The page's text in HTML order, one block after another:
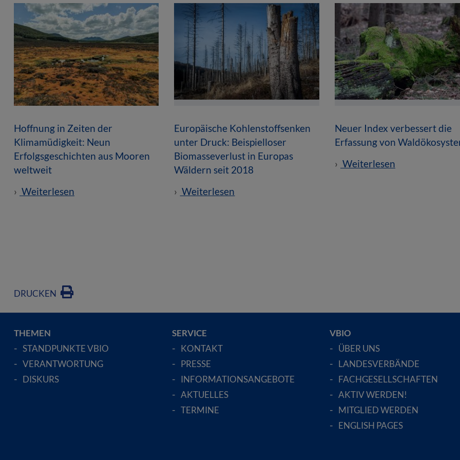
Hoffnung in Zeiten der
Klimamüdigkeit: Neun
Erfolgsgeschichten aus Mooren
weltweit
Weiterlesen
Europäische Kohlenstoffsenken
unter Druck: Beispielloser
Biomasseverlust in Europas
Wäldern seit 2018
Weiterlesen
Neuer Index verbessert die
Erfassung von
Weiterlesen
DRUCKEN
THEMEN
STANDPUNKTE VBIO
VERANTWORTUNG
DISKURS
SERVICE
KONTAKT
PRESSE
INFORMATIONSANGEBOTE
AKTUELLES
TERMINE
VBIO
ÜBER UNS
LANDESVERBÄNDE
FACHGESELLSCHAFTEN
AKTIV WERDEN!
MITGLIED WERDEN
ENGLISH PAGES